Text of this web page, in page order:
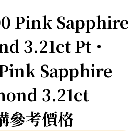
Pink Sapphire
3.21ct Pt・
Sapphire
3.21ct
參考價格